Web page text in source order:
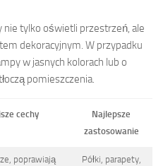
tylko oświetli przestrzeń, ale
dekoracyjnym. W przypadku
w jasnych kolorach lub o
pomieszczenia.
cechy
Najlepsze
zastosowanie
poprawiają
Półki, parapety,